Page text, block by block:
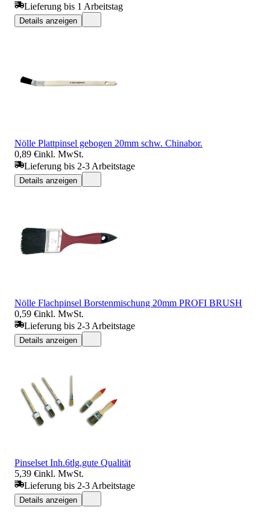
Lieferung bis 1 Arbeitstag
Details anzeigen
Nölle Plattpinsel gebogen 20mm schw. Chinabor.
0,89 €inkl. MwSt.
Lieferung bis 2-3 Arbeitstage
Details anzeigen
Nölle Flachpinsel Borstenmischung 20mm PROFI BRUSH
0,59 €inkl. MwSt.
Lieferung bis 2-3 Arbeitstage
Details anzeigen
Pinselset Inh.6tlg.gute Qualität
5,39 €inkl. MwSt.
Lieferung bis 2-3 Arbeitstage
Details anzeigen